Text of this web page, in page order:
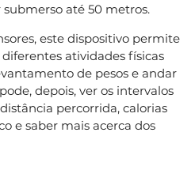
submerso até 50 metros.
este dispositivo permite
atividades físicas
de pesos e andar
depois, ver os intervalos
percorrida, calorias
e saber mais acerca dos